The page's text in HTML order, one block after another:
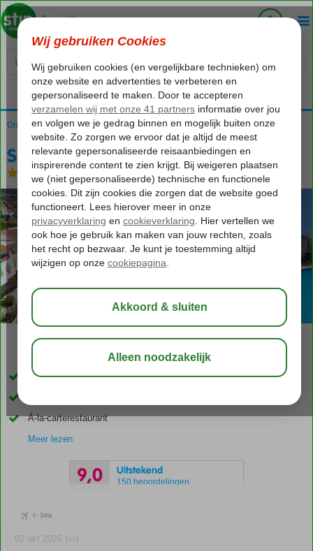
Voelt als thuiskomen...
Griekenland Lesbos Petra Sunset Hotel Lesbos
Sunset Hotel Lesbos
Logies
Gastvrij familiecomplex
À-la-carterestaurant
Meer lezen
9,0 Uitstekend
150 beoordelingen
+
02 okt 2026 (vr)